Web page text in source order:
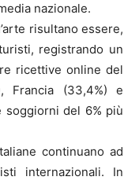
nazionale.
risultano essere,
registrando un
ricettive online del
Francia (33,4%) e
soggiorni del 6% più
continuano ad
internazionali. In